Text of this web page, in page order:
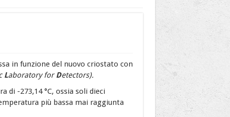
in funzione del nuovo criostato con
Laboratory forDetectors).
di -273,14 °C, ossia soli dieci
più bassa mai raggiunta